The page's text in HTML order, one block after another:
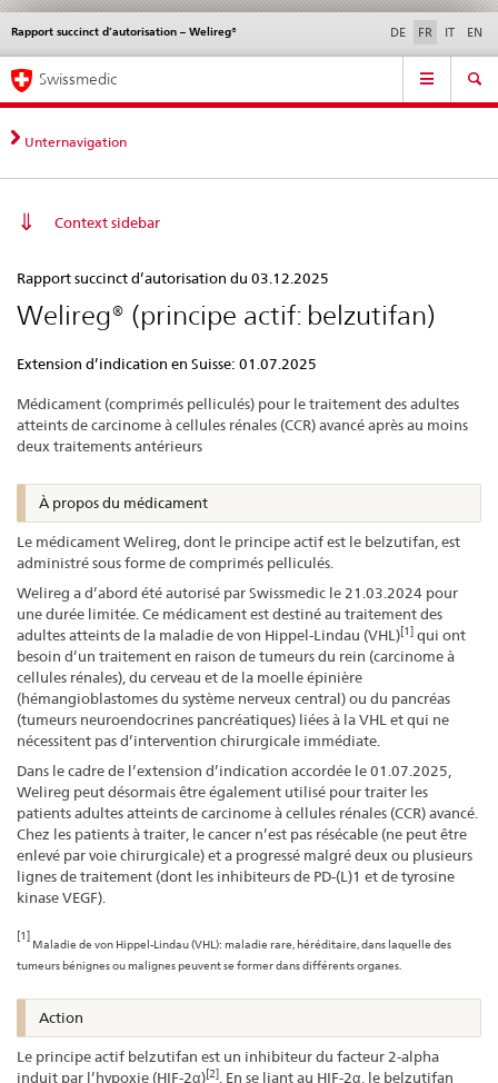
Navigation
directe:
actualités,
bases
contact
Actualités & Mises à
normes
Contact | Support &
aide
Rapport succinct d’autorisation – Welireg® DE FR IT EN
Service
Navigation
Swissmedic
Unternavigation
Context sidebar
succinct
d’autorisation
–
Rapport succinct d’autorisation du 03.12.2025
Welireg® (principe actif: belzutifan)
Extension d’indication en Suisse: 01.07.2025
Médicament (comprimés pelliculés) pour le traitement des adultes
atteints de carcinome à cellules rénales (CCR) avancé après au moins
deux traitements antérieurs
À propos du médicament
Le médicament Welireg, dont le principe actif est le belzutifan, est
administré sous forme de comprimés pelliculés.
Welireg a d’abord été autorisé par Swissmedic le 21.03.2024 pour
une durée limitée. Ce médicament est destiné au traitement des
adultes atteints de la maladie de von Hippel-Lindau (VHL)[1] qui ont
besoin d’un traitement en raison de tumeurs du rein (carcinome à
cellules rénales), du cerveau et de la moelle épinière
(hémangioblastomes du système nerveux central) ou du pancréas
(tumeurs neuroendocrines pancréatiques) liées à la VHL et qui ne
nécessitent pas d’intervention chirurgicale immédiate.
Dans le cadre de l’extension d’indication accordée le 01.07.2025,
Welireg peut désormais être également utilisé pour traiter les
patients adultes atteints de carcinome à cellules rénales (CCR) avancé.
Chez les patients à traiter, le cancer n’est pas résécable (ne peut être
enlevé par voie chirurgicale) et a progressé malgré deux ou plusieurs
lignes de traitement (dont les inhibiteurs de PD-(L)1 et de tyrosine
kinase VEGF).
[1]
Maladie de von Hippel-Lindau (VHL): maladie rare, héréditaire, dans laquelle des
tumeurs bénignes ou malignes peuvent se former dans différents organes.
Action
Le principe actif belzutifan est un inhibiteur du facteur 2-alpha
induit par l’hypoxie (HIF-2α)[2] . En se liant au HIF-2α, le belzutifan